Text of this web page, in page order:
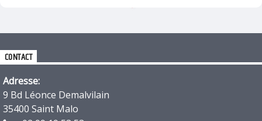
CONTACT
Adresse:
9 Bd Léonce Demalvilain
35400 Saint Malo